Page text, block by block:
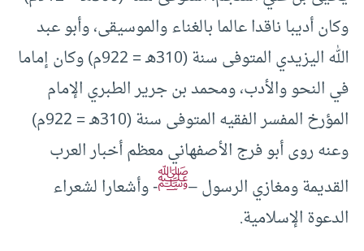
وكان أديبا ناقدا عالما بالغناء والموسيقى، وأبو عبد
الله اليزيدي المتوفى سنة (310هـ = 922م) وكان إماما
في النحو والأدب، ومحمد بن جرير الطبري الإمام
المؤرخ المفسر الفقيه المتوفى سنة (310هـ = 922م)
وعنه روى أبو فرج الأصفهاني معظم أخبار العرب
القديمة ومغازي الرسول –ﷺ- وأشعارا لشعراء
الدعوة الإسلامية.